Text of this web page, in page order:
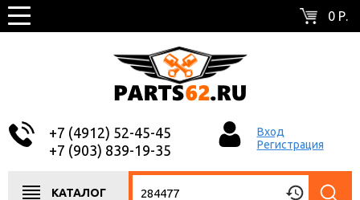
0 Р.
+7 (4912) 52-45-45
+7 (903) 839-19-35
Вход
Регистрация
КАТАЛОГ